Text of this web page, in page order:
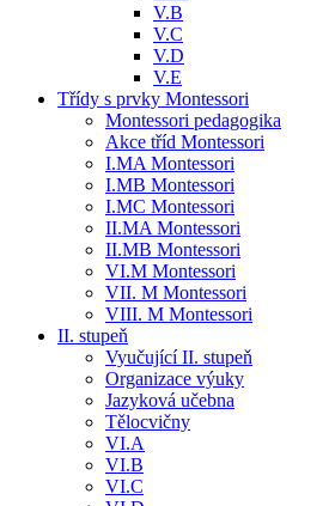
V.B
V.C
V.D
V.E
Třídy s prvky Montessori
Montessori pedagogika
Akce tříd Montessori
I.MA Montessori
I.MB Montessori
I.MC Montessori
II.MA Montessori
II.MB Montessori
VI.M Montessori
VII. M Montessori
VIII. M Montessori
II. stupeň
Vyučující II. stupeň
Organizace výuky
Jazyková učebna
Tělocvičny
VI.A
VI.B
VI.C